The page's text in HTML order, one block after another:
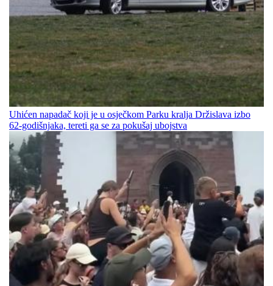
Uhićen napadač koji je u osječkom Parku kralja Držislava izbo
62-godišnjaka, tereti ga se za pokušaj ubojstva